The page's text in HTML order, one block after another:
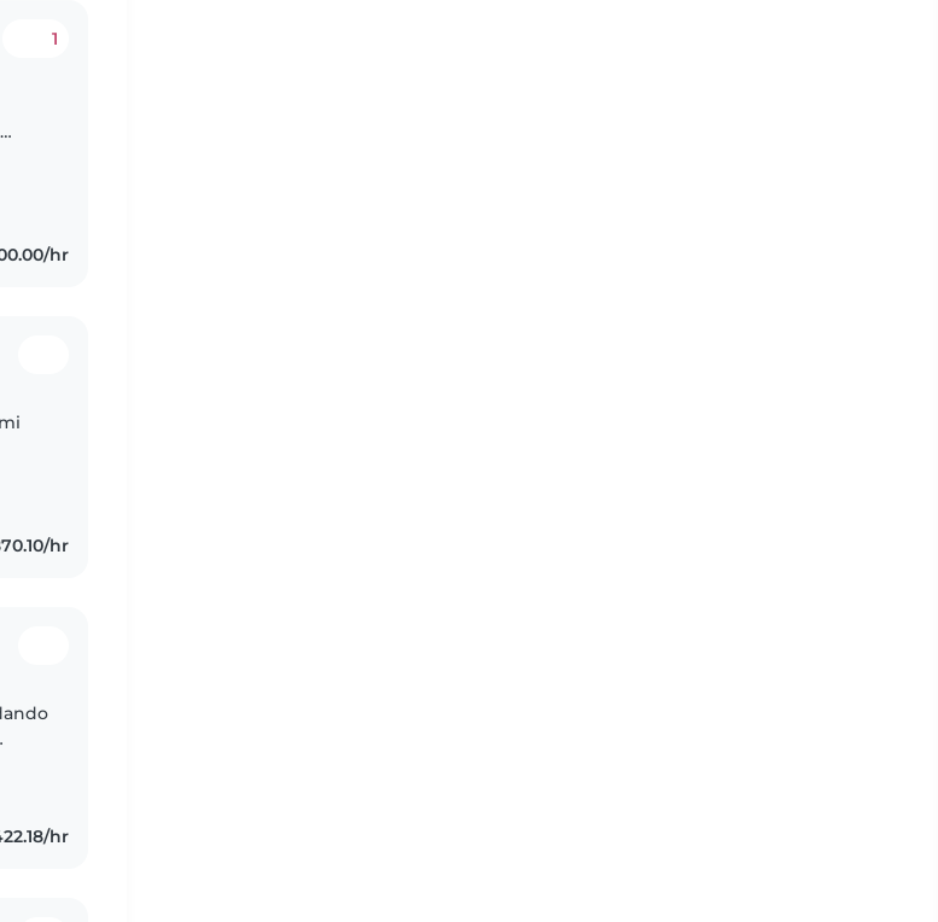
1
hr
hr
hr